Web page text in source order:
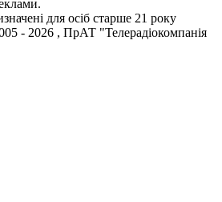
для осіб старше 21 року
- 2026 , ПрАТ "Телерадіокомпанія